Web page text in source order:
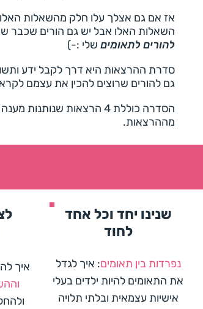
אז אם גם אצלך עלו חלק מהשאלות
השאלות האלו אבל יש גם הורים שכבר
להורים לתאומים שלי :-)
סדרת ההרצאות היא דרך לקבל ידע
גם להורים שרוצים להכין את עצמם
הסדרה כוללת 4 הרצאות
מההרצאות.
איך
שנינו יחד וכל אחד
לחוד
נפרדות בין תאומים: איך לגדל
את התאומים להיות ילדים בעלי
אישיות עצמאית ובלתי תלויה